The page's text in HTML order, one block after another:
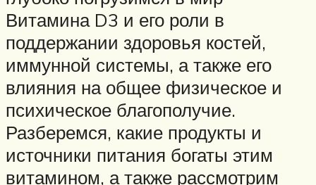
Витамина D3 и его роли в
поддержании здоровья костей,
иммунной системы, а также его
влияния на общее физическое и
психическое благополучие.
Разберемся, какие продукты и
источники питания богаты этим
витамином, а также рассмотрим